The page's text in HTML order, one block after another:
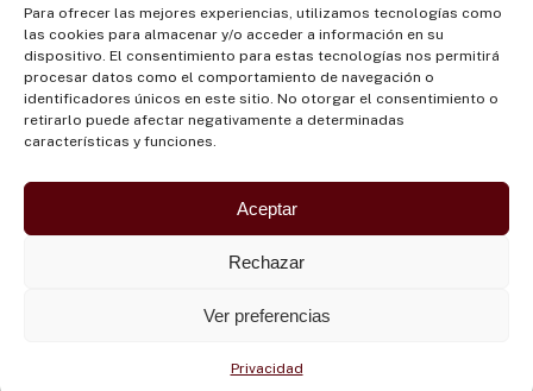
Para ofrecer las mejores experiencias, utilizamos tecnologías como
las cookies para almacenar y/o acceder a información en su
dispositivo. El consentimiento para estas tecnologías nos permitirá
procesar datos como el comportamiento de navegación o
identificadores únicos en este sitio. No otorgar el consentimiento o
retirarlo puede afectar negativamente a determinadas
características y funciones.
Aceptar
Rechazar
Ver preferencias
Privacidad
Economía Sostenible
Bosques y Biodiversidad
Institucionalidad
Participación
Pueblos Indígenas
POLÍTICA DE PRIVACIDAD